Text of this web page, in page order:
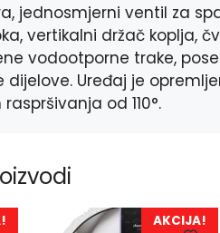
k
jednosmjerni ventil za
vertikalni držač koplja,
vodootporne trake,
dijelove. Uređaj je
od 110°.
AKCIJA!